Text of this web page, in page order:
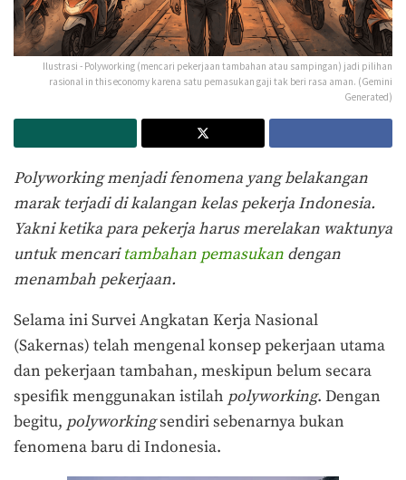
Ilustrasi - Polyworking (mencari pekerjaan tambahan atau sampingan) jadi pilihan
rasional in this economy karena satu pemasukan gaji tak beri rasa aman. (Gemini
Generated)
Polyworking menjadi fenomena yang belakangan
marak terjadi di kalangan kelas pekerja Indonesia.
Yakni ketika para pekerja harus merelakan waktunya
untuk mencaritambahan pemasukan dengan
menambah pekerjaan.
Selama ini Survei Angkatan Kerja Nasional
(Sakernas) telah mengenal konsep pekerjaan utama
dan pekerjaan tambahan, meskipun belum secara
spesifik menggunakan istilah polyworking. Dengan
begitu, polyworkingsendiri sebenarnya bukan
fenomena baru di Indonesia.